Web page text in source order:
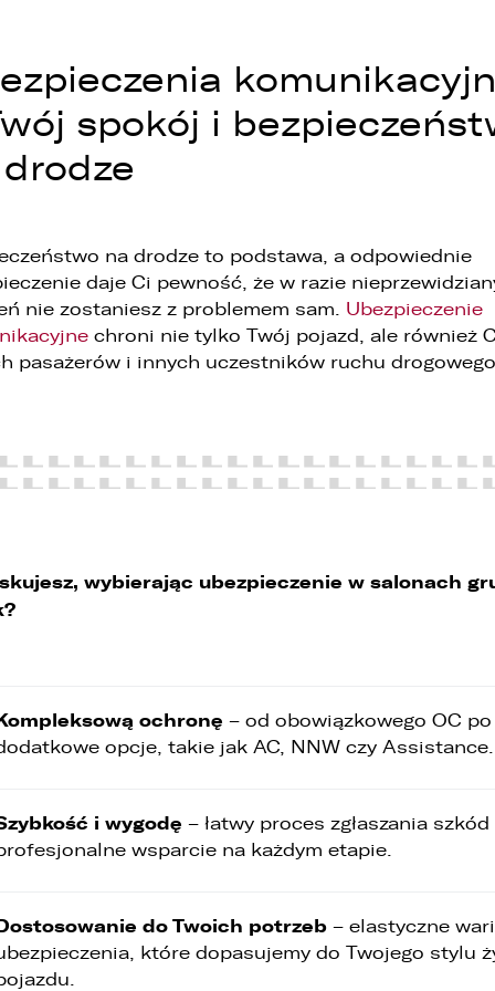
spokój i
na drodze to podstawa, a odpowiednie
daje Ci pewność, że w razie
nie zostaniesz z problemem sam. Ubezpieczenie
chroni nie tylko Twój pojazd, ale również
pasażerów i innych uczestników ruchu
wybierając ubezpieczenie w salonach
ochronę – od obowiązkowego OC po
opcje, takie jak AC, NNW czy Assistance.
i wygodę – łatwy proces zgłaszania szkód
wsparcie na każdym etapie.
do Twoich potrzeb – elastyczne
które dopasujemy do Twojego stylu
ZASTĄP
EMAIL
Dane udostępnione przez Państwa nie będą przetwarzane w sposób
i nie będą podlegały profilowaniu.
Administrator nie przekazuje danych osobowych do państwa
lub organizacji międzynarodowej.